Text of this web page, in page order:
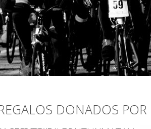
DONADOS POR